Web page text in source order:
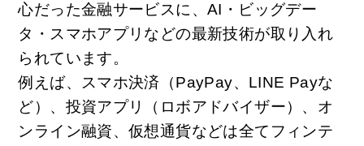
心だった金融サービスに、AI・ビッグデー
タ・スマホアプリなどの最新技術が取り入れ
られています。
例えば、スマホ決済（PayPay、LINE Payな
ど）、投資アプリ（ロボアドバイザー）、オ
ンライン融資、仮想通貨などは全てフィンテ